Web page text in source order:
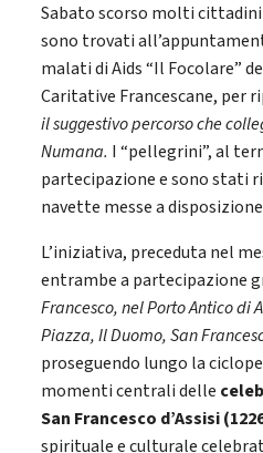
Sabato scorso molti
sono trovati
malati di Aids “Il Focolare”
Caritative Francescane, per
il suggestivo percorso che
Numana. I “pellegrini”, al
partecipazione e sono stati
navette messe a
L’iniziativa, preceduta nel
entrambe a partecipazione
Francesco, nel Porto Antico di
Piazza, Il Duomo, San
proseguendo lungo la
momenti centrali delle
San Francesco d’Assisi
spirituale e culturale